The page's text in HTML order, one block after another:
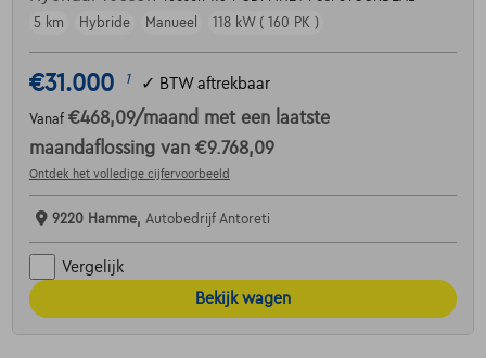
5 km
Hybride Manueel 118 kW ( 160 PK )
€31.000 1 ✓ BTW aftrekbaar
Vanaf €468,09/maand met een laatste
maandaflossing van €9.768,09
Ontdek het volledige cijfervoorbeeld
9220 Hamme, Autobedrijf Antoreti
Vergelijk
Bekijk wagen